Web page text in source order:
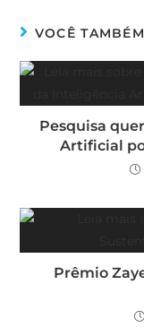
Pesquisa
Artificial
Prêmio